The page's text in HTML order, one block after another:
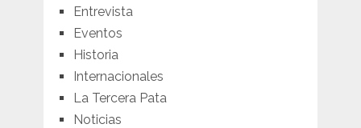
Entrevista
Eventos
Historia
Internacionales
La Tercera Pata
Noticias